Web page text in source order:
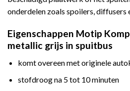
onderdelen zoals spoilers, diffusers
Eigenschappen Motip
metallic grijs in spuitbus
komt overeen met originele
stofdroog na 5 tot 10 minuten